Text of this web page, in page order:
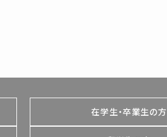
在学生・卒業生の方